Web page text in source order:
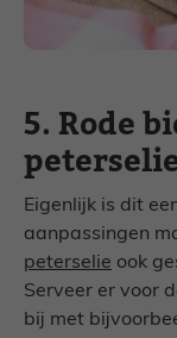
5. Rode
Eigenlijk is dit
aanpassingen
peterselie ook
Serveer er voor
bij met